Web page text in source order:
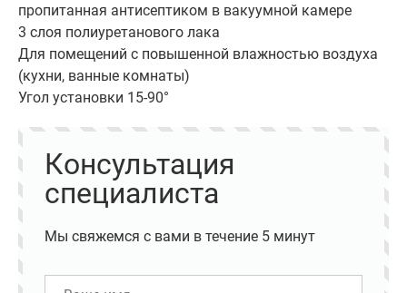
пропитанная антисептиком в вакуумной камере
3 слоя полиуретанового лака
Для помещений с повышенной влажностью воздуха
(кухни, ванные комнаты)
Угол установки 15-90°
Консультация
специалиста
Мы свяжемся с вами в течение 5 минут